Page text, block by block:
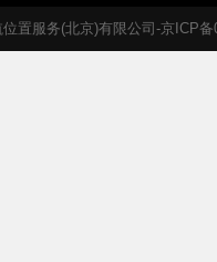
置服务(北京)有限公司-京ICP